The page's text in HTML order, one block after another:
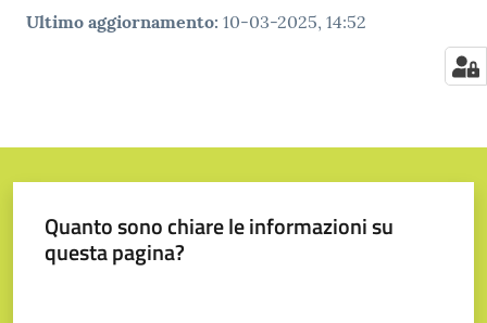
Ultimo aggiornamento: 10-03-2025, 14:52
Quanto sono chiare le informazioni su
questa pagina?